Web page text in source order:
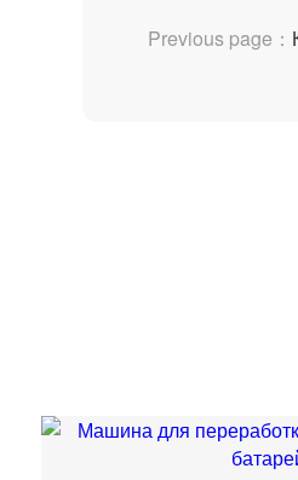
Previous page：